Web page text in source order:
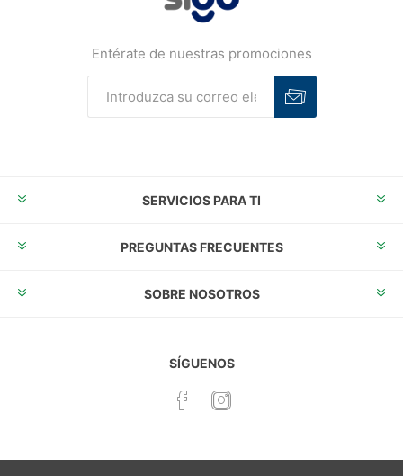
Entérate de nuestras promociones
SERVICIOS PARA TI
PREGUNTAS FRECUENTES
SOBRE NOSOTROS
SÍGUENOS